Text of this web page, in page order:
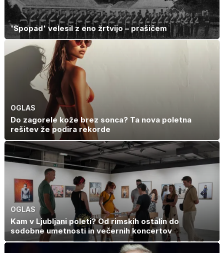
'Spopad' velesil z eno žrtvijo – prašičem
OGLAS
Do zagorele kože brez sonca? Ta nova poletna
rešitev že podira rekorde
OGLAS
Kam v Ljubljani poleti? Od rimskih ostalin do
sodobne umetnosti in večernih koncertov